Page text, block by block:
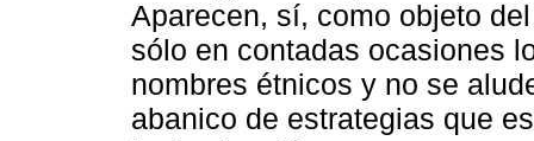
Aparecen, sí, como objeto
sólo en contadas ocasiones
nombres étnicos y no se
abanico de estrategias que